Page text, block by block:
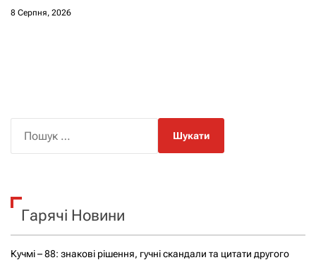
8 Серпня, 2026
к
Гарячі Новини
Кучмі – 88: знакові рішення, гучні скандали та цитати другого